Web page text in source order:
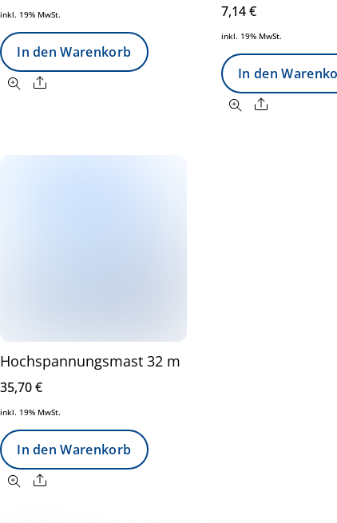
inkl. 19% MwSt.
In den Warenkorb
Share
7,14€
inkl. 19% MwSt.
In den
Share
Hochspannungsmast 32 m
35,70€
inkl. 19% MwSt.
In den Warenkorb
Share